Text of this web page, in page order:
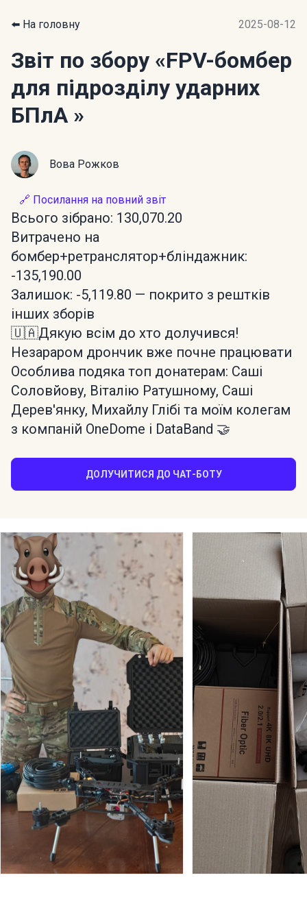
⬅️ На головну 2025-08-12
Звіт по збору «FPV-бомбер
для підрозділу ударних
БПлА »
Вова Рожков
🔗 Посилання на повний звіт
Всього зібрано: 130,070.20
Витрачено на
бомбер+ретранслятор+бліндажник:
-135,190.00
Залишок: -5,119.80 — покрито з рештків
інших зборів
🇺🇦Дякую всім до хто долучився!
Незараром дрончик вже почне працювати
Особлива подяка топ донатерам: Саші
Соловйову, Віталію Ратушному, Саші
Дерев'янку, Михайлу Глібі та моїм колегам
з компаній OneDome і DataBand 🤝
ДОЛУЧИТИСЯ ДО ЧАТ-БОТУ